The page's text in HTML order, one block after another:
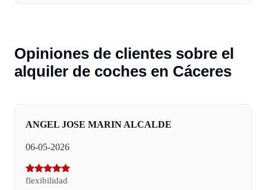
Opiniones de clientes sobre el
alquiler de coches en Cáceres
ANGEL JOSE MARIN ALCALDE
06-05-2026
flexibilidad